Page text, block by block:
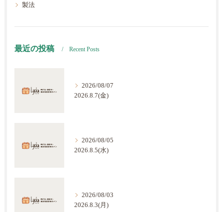
製法
最近の投稿 Recent Posts
2026/08/07
2026.8.7(金)
2026/08/05
2026.8.5(水)
2026/08/03
2026.8.3(月)